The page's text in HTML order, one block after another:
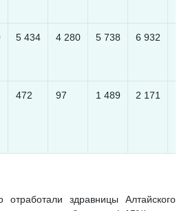
5 434 4 280 5 738 6 932
472 97 1 489 2 171
здравницы Алтайского